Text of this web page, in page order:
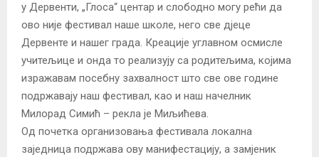
у Дервенти, „Глоса“ центар и слободно могу рећи да
ово није фестивал наше школе, него све дјеце
Дервенте и нашег града. Креације углавном осмисле
учитељице и онда то реализују са родитељима, којима
изражавам посебну захвалност што све ове године
подржавају наш фестивал, као и наш начелник
Милорад Симић – рекла је Миљићева.
Од почетка организовања фестивала локална
заједница подржава ову манифестацију, а замјеник